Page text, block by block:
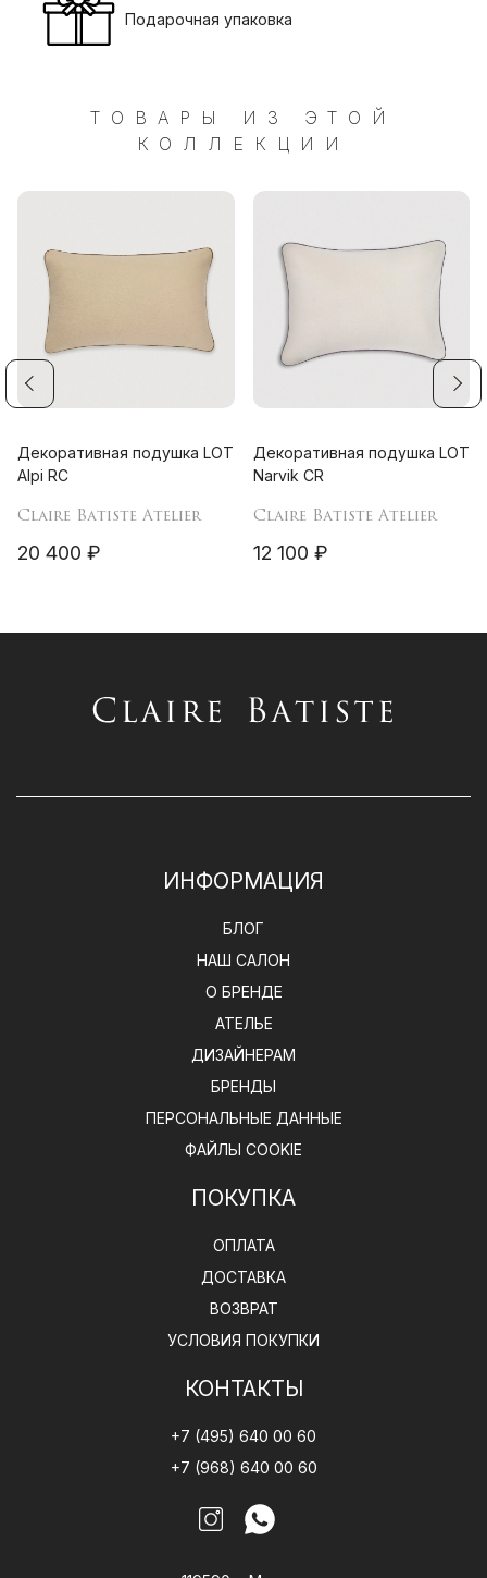
Подарочная упаковка
ТОВАРЫ ИЗ ЭТОЙ
КОЛЛЕКЦИИ
Декоративная подушка LOT
Alpi RC
Claire Batiste Atelier
20 400 ₽
Декоративная подушка LOT
Narvik CR
Claire Batiste Atelier
12 100 ₽
ИНФОРМАЦИЯ
БЛОГ
НАШ САЛОН
О БРЕНДЕ
АТЕЛЬЕ
ДИЗАЙНЕРАМ
БРЕНДЫ
ПЕРСОНАЛЬНЫЕ ДАННЫЕ
ФАЙЛЫ COOKIE
ПОКУПКА
ОПЛАТА
ДОСТАВКА
ВОЗВРАТ
УСЛОВИЯ ПОКУПКИ
КОНТАКТЫ
+7 (495) 640 00 60
+7 (968) 640 00 60